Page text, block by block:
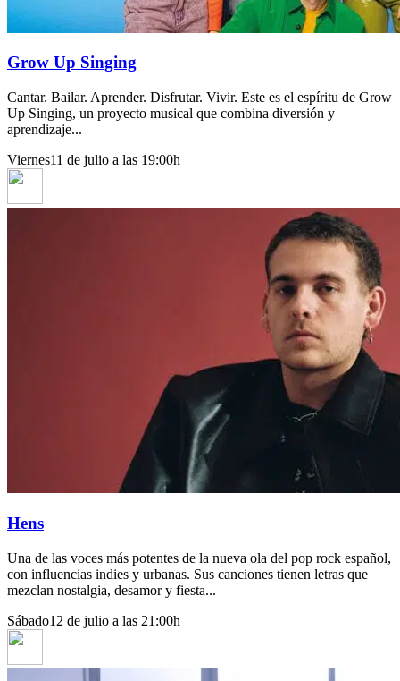
Grow Up Singing
Cantar. Bailar. Aprender. Disfrutar. Vivir. Este es el espíritu de Grow
Up Singing, un proyecto musical que combina diversión y
aprendizaje...
Viernes11 de julio a las 19:00h
Hens
Una de las voces más potentes de la nueva ola del pop rock español,
con influencias indies y urbanas. Sus canciones tienen letras que
mezclan nostalgia, desamor y fiesta...
Sábado12 de julio a las 21:00h